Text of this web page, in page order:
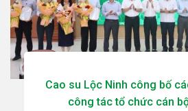
Cao su Lộc Ninh công bố
công tác tổ chức cán